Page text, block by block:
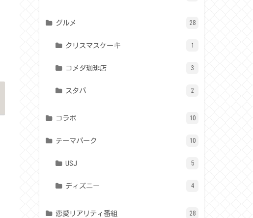
グルメ 28
クリスマスケーキ 1
コメダ珈琲店 3
スタバ 2
コラボ 10
テーマパーク 10
USJ 5
ディズニー 4
恋愛リアリティ番組 28